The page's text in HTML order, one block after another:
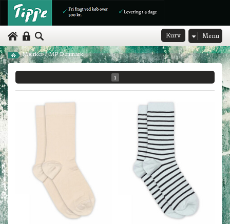
Kurv Menu
Mærker/ MP Denmark
1